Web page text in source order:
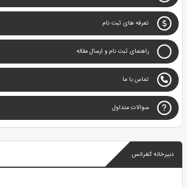
تعرفه های ثبت نام
راهنمای ثبت نام و ارسال مقاله
تماس با ما
سوالات متداول
دبیرخانه کنفرانس